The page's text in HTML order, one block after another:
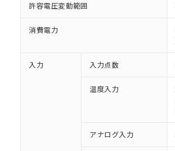
許容電圧変動範囲
消費電力
入力 入力点数
温度入力
アナログ入力